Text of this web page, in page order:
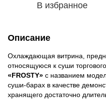
В избранное
Описание
Охлаждающая витрина,
относящуюся к суши
«FROSTY» с названием
суши-барах в качестве
хранящего достаточно